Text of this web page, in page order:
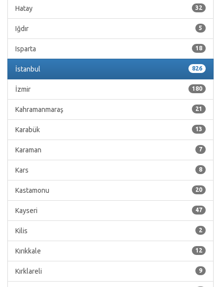
32
Hatay
5
Iğdır
18
Isparta
826
İstanbul
180
İzmir
21
Kahramanmaraş
13
Karabük
7
Karaman
8
Kars
20
Kastamonu
47
Kayseri
2
Kilis
12
Kırıkkale
9
Kırklareli